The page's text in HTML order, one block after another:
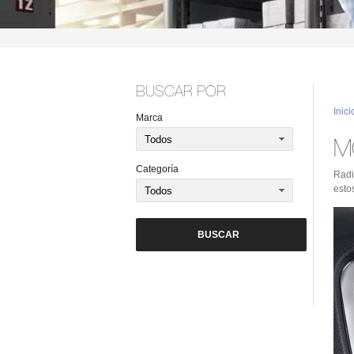
BUSCAR POR
Marca
Categoría
BUSCAR